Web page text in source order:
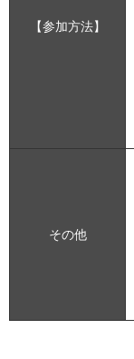
【参加方法】
その他